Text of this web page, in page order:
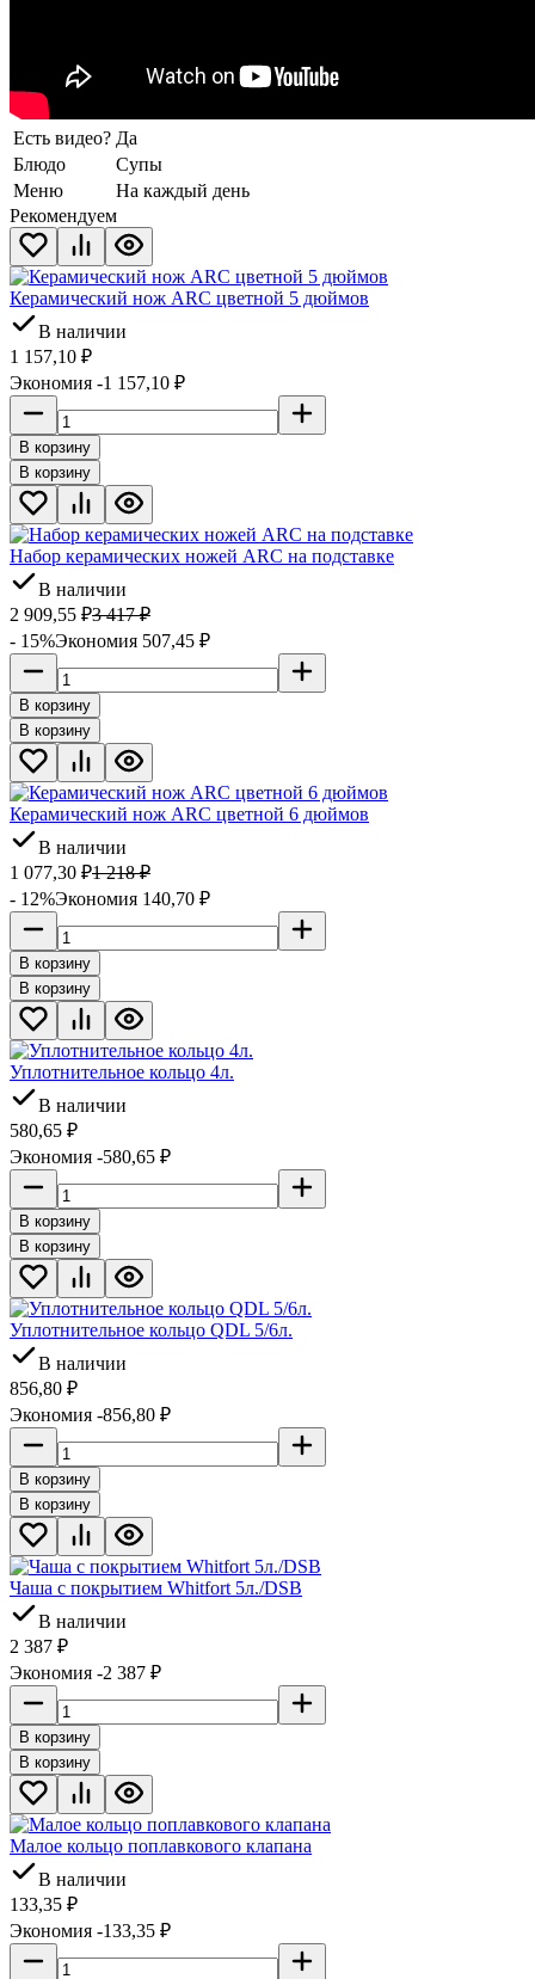
Есть видео? Да
Блюдо
Супы
Меню
На каждый день
Рекомендуем
Керамический нож ARC цветной 5 дюймов
В наличии
1 157,10 ₽
Экономия -1 157,10 ₽
В корзину
В корзину
Набор керамических ножей ARC на подставке
В наличии
2 909,55 ₽3 417₽
- 15%Экономия 507,45 ₽
В корзину
В корзину
Керамический нож ARC цветной 6 дюймов
В наличии
1 077,30 ₽1 218₽
- 12%Экономия 140,70 ₽
В корзину
В корзину
Уплотнительное кольцо 4л.
В наличии
580,65 ₽
Экономия -580,65 ₽
В корзину
В корзину
Уплотнительное кольцо QDL 5/6л.
В наличии
856,80 ₽
Экономия -856,80 ₽
В корзину
В корзину
Чaшa c покрытием Whitfort 5л./DSB
В наличии
2 387 ₽
Экономия -2 387 ₽
В корзину
В корзину
Малое кольцо поплавкового клапана
В наличии
133,35 ₽
Экономия -133,35 ₽